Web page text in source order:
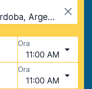
Córdoba (in centro), Córdoba, Argentina
Ora
11:00 AM
Ora
11:00 AM